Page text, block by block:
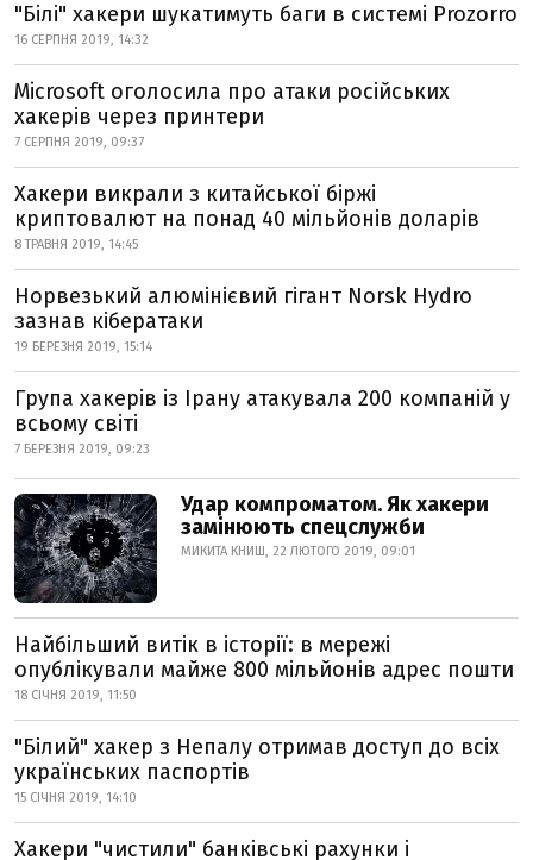
"Білі" хакери шукатимуть баги в системі Prozorro
16 СЕРПНЯ 2019, 14:32
Microsoft оголосила про атаки російських
хакерів через принтери
7 СЕРПНЯ 2019, 09:37
Хакери викрали з китайської біржі
криптовалют на понад 40 мільйонів доларів
8 ТРАВНЯ 2019, 14:45
Норвезький алюмінієвий гігант Norsk Hydro
зазнав кібератаки
19 БЕРЕЗНЯ 2019, 15:14
Група хакерів із Ірану атакувала 200 компаній у
всьому світі
7 БЕРЕЗНЯ 2019, 09:23
Удар компроматом. Як хакери
замінюють спецслужби
МИКИТА КНИШ, 22 ЛЮТОГО 2019, 09:01
Найбільший витік в історії: в мережі
опублікували майже 800 мільйонів адрес пошти
18 СІЧНЯ 2019, 11:50
"Білий" хакер з Непалу отримав доступ до всіх
українських паспортів
15 СІЧНЯ 2019, 14:10
Хакери "чистили" банківські рахунки і